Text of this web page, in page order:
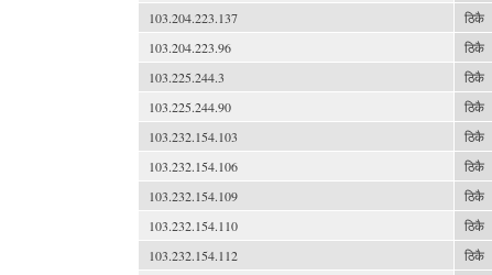
103.204.223.137
ठिकै
103.204.223.96
ठिकै
103.225.244.3
ठिकै
103.225.244.90
ठिकै
103.232.154.103
ठिकै
103.232.154.106
ठिकै
103.232.154.109
ठिकै
103.232.154.110
ठिकै
103.232.154.112
ठिकै